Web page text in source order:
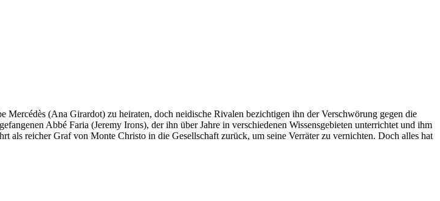
(Ana Girardot) zu heiraten, doch neidische Rivalen bezichtigen ihn der Verschwörung gegen die
Abbé Faria (Jeremy Irons), der ihn über Jahre in verschiedenen Wissensgebieten unterrichtet und ihm
als reicher Graf von Monte Christo in die Gesellschaft zurück, um seine Verräter zu vernichten. Doch alles hat